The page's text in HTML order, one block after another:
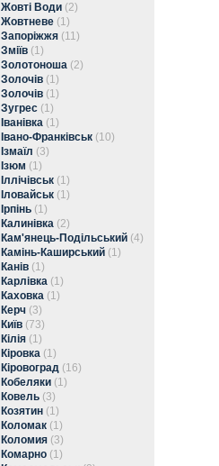
Жовті Води (2)
Жовтневе (1)
Запоріжжя (11)
Зміїв (1)
Золотоноша (2)
Золочів (1)
Золочів (1)
Зугрес (1)
Іванівка (1)
Івано-Франківськ (10)
Ізмаїл (3)
Ізюм (1)
Іллічівськ (1)
Іловайськ (1)
Ірпінь (1)
Калинівка (2)
Кам'янець-Подільський (4)
Камінь-Каширський (1)
Канів (1)
Карлівка (1)
Каховка (1)
Керч (3)
Київ (73)
Кілія (1)
Кіровка (1)
Кіровоград (16)
Кобеляки (1)
Ковель (3)
Козятин (1)
Коломак (1)
Коломия (3)
Комарно (1)